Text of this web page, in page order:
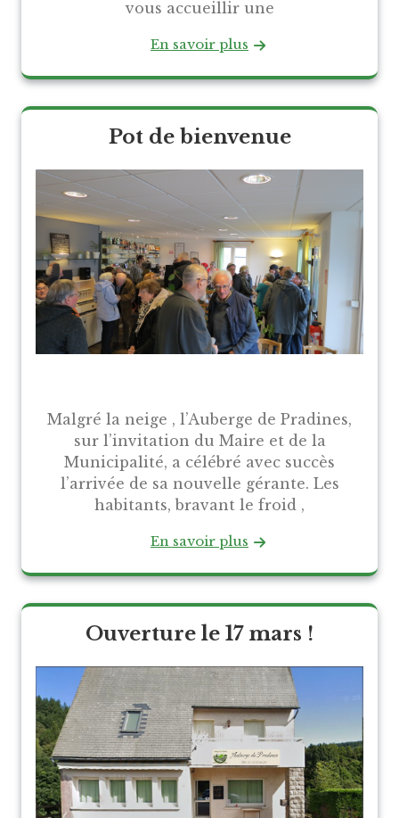
vous accueillir une
En savoir plus
Pot de bienvenue
Malgré la neige , l’Auberge de Pradines,
sur l’invitation du Maire et de la
Municipalité, a célébré avec succès
l’arrivée de sa nouvelle gérante. Les
habitants, bravant le froid ,
En savoir plus
Ouverture le 17 mars !